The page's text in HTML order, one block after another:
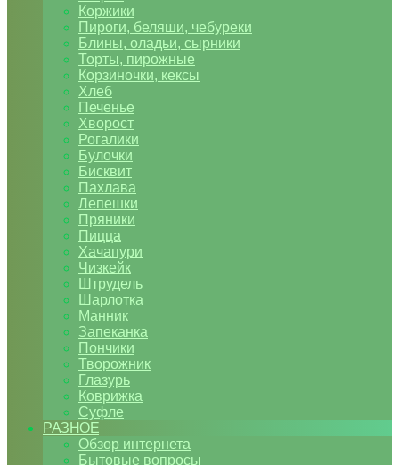
Коржики
Пироги, беляши, чебуреки
Блины, оладьи, сырники
Торты, пирожные
Корзиночки, кексы
Хлеб
Печенье
Хворост
Рогалики
Булочки
Бисквит
Пахлава
Лепешки
Пряники
Пицца
Хачапури
Чизкейк
Штрудель
Шарлотка
Манник
Запеканка
Пончики
Творожник
Глазурь
Коврижка
Суфле
РАЗНОЕ
Обзор интернета
Бытовые вопросы